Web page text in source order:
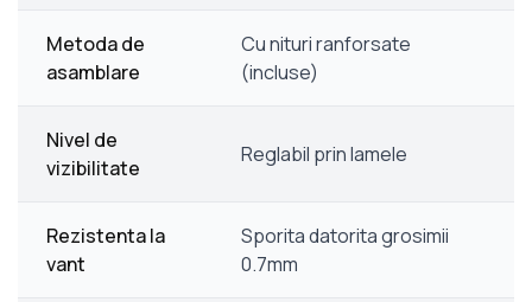
Metoda de
asamblare
Cu nituri ranforsate
(incluse)
Nivel de
vizibilitate
Reglabil prin lamele
Rezistenta la
vant
Sporita datorita grosimii
0.7mm